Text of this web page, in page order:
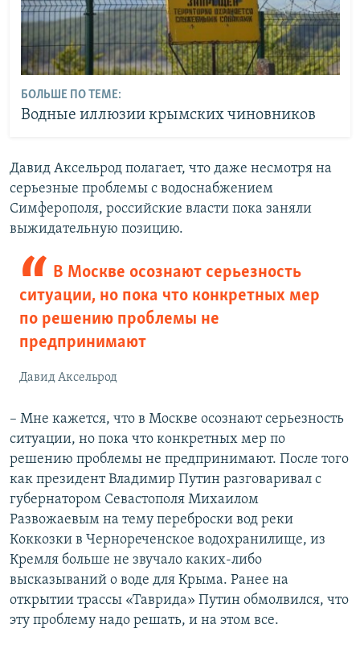
БОЛЬШЕ ПО ТЕМЕ:
Водные иллюзии крымских чиновников
Давид Аксельрод полагает, что даже несмотря на
серьезные проблемы с водоснабжением
Симферополя, российские власти пока заняли
выжидательную позицию.
В Москве осознают серьезность
ситуации, но пока что конкретных мер
по решению проблемы не
предпринимают
Давид Аксельрод
– Мне кажется, что в Москве осознают серьезность
ситуации, но пока что конкретных мер по
решению проблемы не предпринимают. После того
как президент Владимир Путин разговаривал с
губернатором Севастополя Михаилом
Развожаевым на тему переброски вод реки
Коккозки в Чернореченское водохранилище, из
Кремля больше не звучало каких-либо
высказываний о воде для Крыма. Ранее на
открытии трассы «Таврида» Путин обмолвился, что
эту проблему надо решать, и на этом все.